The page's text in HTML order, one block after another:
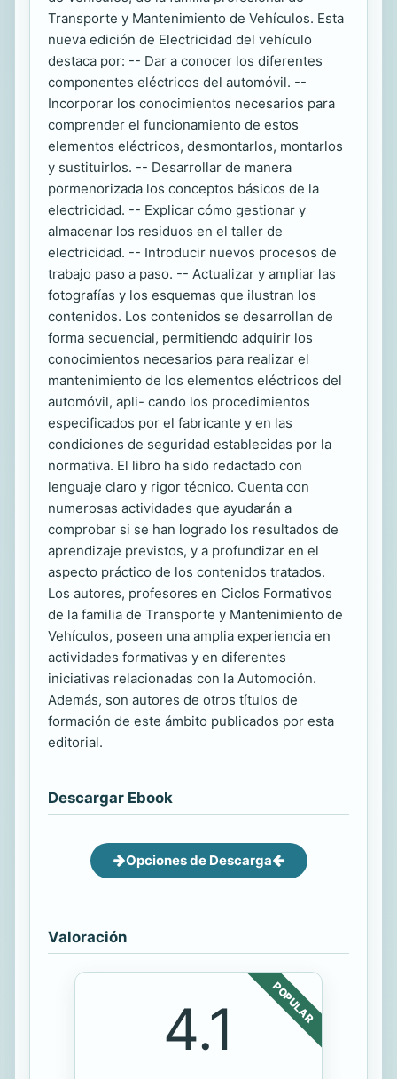
Transporte y Mantenimiento de Vehículos. Esta
nueva edición de Electricidad del vehículo
destaca por: -- Dar a conocer los diferentes
componentes eléctricos del automóvil. --
Incorporar los conocimientos necesarios para
comprender el funcionamiento de estos
elementos eléctricos, desmontarlos, montarlos
y sustituirlos. -- Desarrollar de manera
pormenorizada los conceptos básicos de la
electricidad. -- Explicar cómo gestionar y
almacenar los residuos en el taller de
electricidad. -- Introducir nuevos procesos de
trabajo paso a paso. -- Actualizar y ampliar las
fotografías y los esquemas que ilustran los
contenidos. Los contenidos se desarrollan de
forma secuencial, permitiendo adquirir los
conocimientos necesarios para realizar el
mantenimiento de los elementos eléctricos del
automóvil, apli- cando los procedimientos
especificados por el fabricante y en las
condiciones de seguridad establecidas por la
normativa. El libro ha sido redactado con
lenguaje claro y rigor técnico. Cuenta con
numerosas actividades que ayudarán a
comprobar si se han logrado los resultados de
aprendizaje previstos, y a profundizar en el
aspecto práctico de los contenidos tratados.
Los autores, profesores en Ciclos Formativos
de la familia de Transporte y Mantenimiento de
Vehículos, poseen una amplia experiencia en
actividades formativas y en diferentes
iniciativas relacionadas con la Automoción.
Además, son autores de otros títulos de
formación de este ámbito publicados por esta
editorial.
Descargar Ebook
Opciones de Descarga
Valoración
POPULAR
4.1